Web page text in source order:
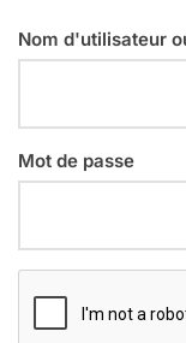
Nom d'utilisateur
Mot de passe